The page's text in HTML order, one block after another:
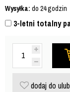
Wysyłka: do 24 godzin
3-letni totalny
dodaj do